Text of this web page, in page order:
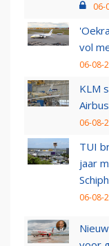
06-
vol
06-08-
KLM
06-08-
TUI
jaar
06-08-